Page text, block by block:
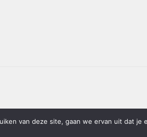
van deze site, gaan we ervan uit dat je